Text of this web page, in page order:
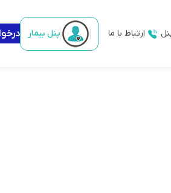
ارتباط با ما پنل بیمار